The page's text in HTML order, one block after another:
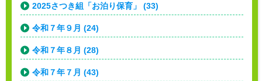
2025さつき組「お泊り保育」 (33)
令和７年９月 (24)
令和７年８月 (28)
令和７年７月 (43)